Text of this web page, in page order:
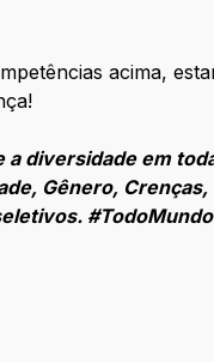
acima,
diversidade em
Gênero,